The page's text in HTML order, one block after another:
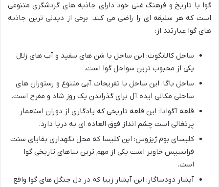
گوا با تاریخ و فرهنگ غنی خود دارای جاذبه های گردشگری متنوعی
است که هر سلیقه ای را راضی می کند. برخی از دیدنی ترین جاذبه
های گوا عبارتند از:
ساحل کالانگوت: این ساحل با شن های سفید و آب های زلال
یکی از محبوب ترین سواحل گوا است.
ساحل باگا: این ساحل با تفریحات آبی متنوع و رستوران های
ساحلی مکانی ایده آل برای گذراندن یک روز شاد و مفرح است.
قلعه آگوادا: این قلعه تاریخی که یادگاری از دوران استعمار
پرتغالی است چشم انداز فوق العاده ای به دریا دارد.
کلیسای بوم ژیزوس: این کلیسا که محل نگهداری بقایای سنت
فرانسیس خاویر است یکی از مهم ترین بناهای تاریخی گوا
است.
آبشار دودساگار: این آبشار زیبا که در دل جنگل های گوا واقع